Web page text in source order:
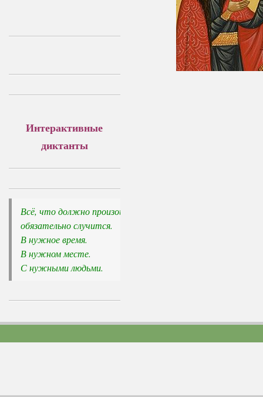
Интерактивные
диктанты
Всё, что должно произойти,
обязательно случится.
В нужное время.
В нужном месте.
С нужными людьми.